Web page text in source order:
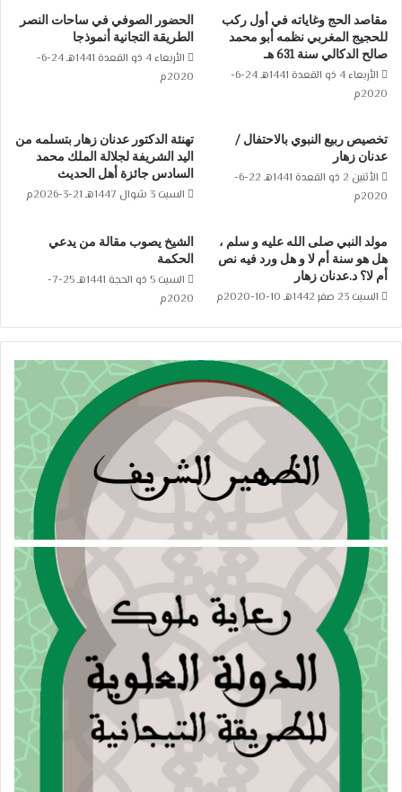
مقاصد الحج وغاياته في أول ركب
للحجيج المغربي نظمه أبو محمد
صالح الدكالي سنة 631 هـ
الأربعاء 4 ذو القعدة 1441هـ 24-6-
2020م
الحضور الصوفي في ساحات النصر
الطريقة التجانية أنموذجا
الأربعاء 4 ذو القعدة 1441هـ 24-6-
2020م
تخصيص ربيع النبوي بالاحتفال /
عدنان زهار
الأثنين 2 ذو القعدة 1441هـ 22-6-
2020م
تهنئة الدكتور عدنان زهار بتسلمه من
اليد الشريفة لجلالة الملك محمد
السادس جائزة أهل الحديث
السبت 3 شوال 1447هـ 21-3-2026م
مولد النبي صلى الله عليه و سلم ،
هل هو سنة أم لا و هل ورد فيه نص
أم لا؟ د.عدنان زهار
السبت 23 صفر 1442هـ 10-10-2020م
الشيخ يصوب مقالة من يدعي
الحكمة
السبت 5 ذو الحجة 1441هـ 25-7-
2020م